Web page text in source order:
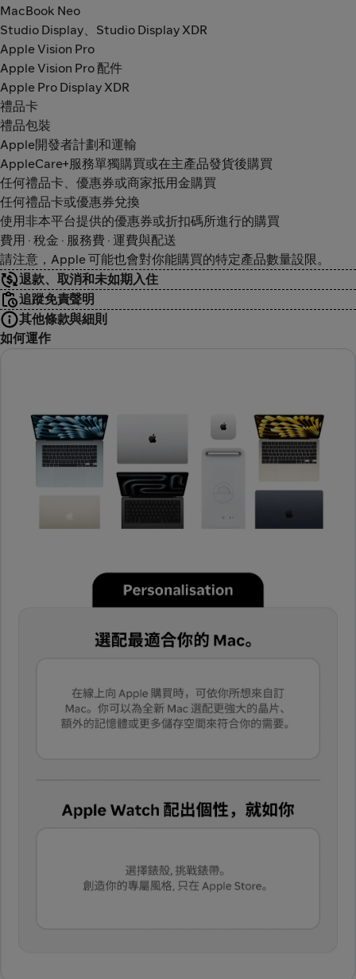
MacBook Neo
Studio Display、Studio Display XDR
Apple Vision Pro
Apple Vision Pro 配件
Apple Pro Display XDR
禮品卡
禮品包裝
Apple開發者計劃和運輸
AppleCare+服務單獨購買或在主產品發貨後購買
任何禮品卡、優惠券或商家抵用金購買
任何禮品卡或優惠券兌換
使用非本平台提供的優惠券或折扣碼所進行的購買
費用 · 稅金 · 服務費 · 運費與配送
請注意，Apple 可能也會對你能購買的特定產品數量設限。
退款、取消和未如期入住
追蹤免責聲明
其他條款與細則
如何運作